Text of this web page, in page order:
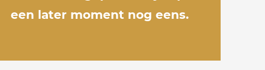
een later moment nog eens.